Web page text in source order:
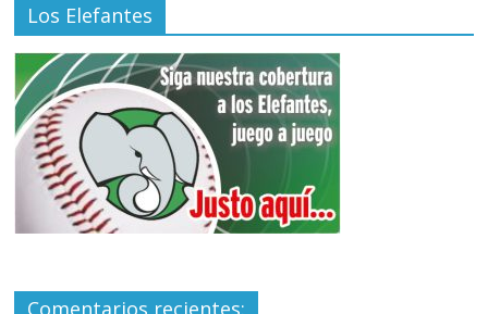
Los Elefantes
Comentarios recientes: